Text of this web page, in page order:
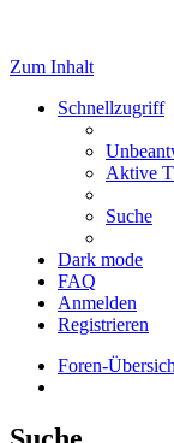
Zum Inhalt
Schnellzugriff
Aktive
Suche
Dark mode
FAQ
Anmelden
Registrieren
Foren-